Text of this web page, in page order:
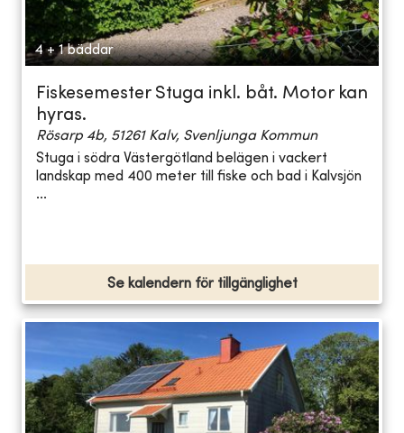
4 + 1 bäddar
Fiskesemester Stuga inkl. båt. Motor kan
hyras.
Rösarp 4b, 51261 Kalv, Svenljunga Kommun
Stuga i södra Västergötland belägen i vackert
landskap med 400 meter till fiske och bad i Kalvsjön
...
Se kalendern för tillgänglighet